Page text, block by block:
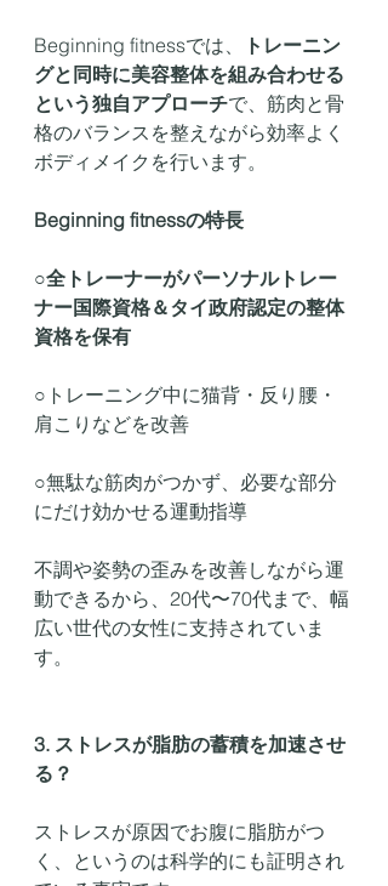
Beginning fitnessでは、
トレーニン
グと同時に美容整体を組み合わせる
という独自アプローチで、筋肉と骨
格のバランスを整えながら効率よく
ボディメイクを行います。
Beginning fitnessの特長
○全トレーナーがパーソナルトレー
ナー国際資格＆タイ政府認定の整体
資格を保有
○トレーニング中に猫背・反り腰・
肩こりなどを改善
○無駄な筋肉がつかず、必要な部分
にだけ効かせる運動指導
不調や姿勢の歪みを改善しながら運
動できるから、20代〜70代まで、幅
広い世代の女性に支持されていま
す。
3. ストレスが脂肪の蓄積を加速させ
る？
ストレスが原因でお腹に脂肪がつ
く、というのは科学的にも証明され